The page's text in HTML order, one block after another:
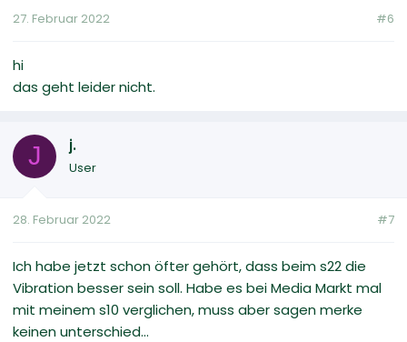
27. Februar 2022 #6
hi
das geht leider nicht.
J j.
User
28. Februar 2022 #7
Ich habe jetzt schon öfter gehört, dass beim s22 die
Vibration besser sein soll. Habe es bei Media Markt mal
mit meinem s10 verglichen, muss aber sagen merke
keinen unterschied...